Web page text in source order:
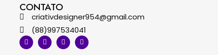
CONTATO
criativdesigner954@gmail.com
(88)997534041